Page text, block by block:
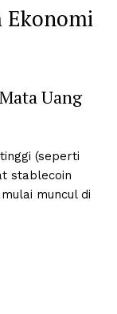
Ekonomi
Uang
(seperti
stablecoin
muncul di